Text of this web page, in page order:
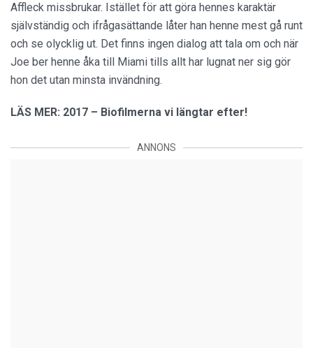
Affleck missbrukar. Istället för att göra hennes karaktär
självständig och ifrågasättande låter han henne mest gå runt
och se olycklig ut. Det finns ingen dialog att tala om och när
Joe ber henne åka till Miami tills allt har lugnat ner sig gör
hon det utan minsta invändning.
LÄS MER: 2017 – Biofilmerna vi längtar efter!
ANNONS